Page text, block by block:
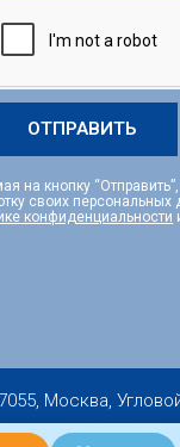
ОТПРАВИТЬ
на кнопку
своих персональных
конфиденциальности
Москва, Угловой
Reserved